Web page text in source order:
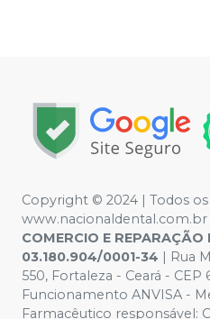
Copyright © 2024 | Todos
www.nacionaldental.com.br
COMERCIO E REPARAÇÃO
03.180.904/0001-34 | Rua
550, Fortaleza - Ceará -
Funcionamento ANVISA -
Farmacêutico responsável: